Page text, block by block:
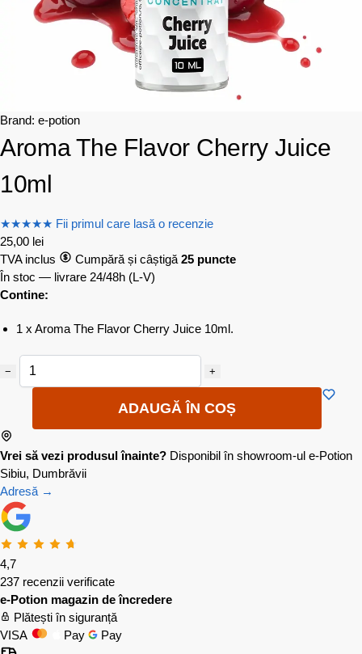
Brand: e-potion
Aroma The Flavor Cherry Juice
10ml
★★★★★ Fii primul care lasă o recenzie
25,00 lei
TVA inclus
Cumpără și câștigă 25 puncte
În stoc — livrare 24/48h (L-V)
Contine:
1 x Aroma The Flavor Cherry Juice 10ml.
− +
ADAUGĂ ÎN COȘ
Vrei să vezi produsul înainte? Disponibil în showroom-ul e-Potion
Sibiu, Dumbrăvii
Adresă →
4,7
237 recenzii verificate
e-Potion magazin de încredere
Plătești în siguranță
VISA
Pay Pay